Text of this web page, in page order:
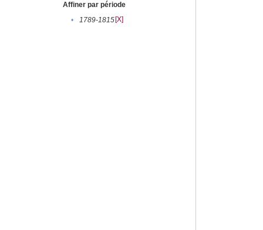
Affiner par période
•
1789-1815[X]